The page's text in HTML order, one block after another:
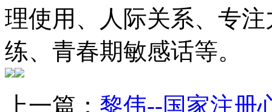
理使用、人际关系、专
练、青春期敏感话等。
上一篇： 黎伟--国家注册